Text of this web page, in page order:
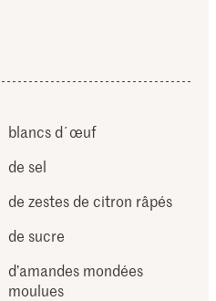
blancs d´œuf
de sel
de zestes de citron râpés
de sucre
d’amandes mondées
moulues